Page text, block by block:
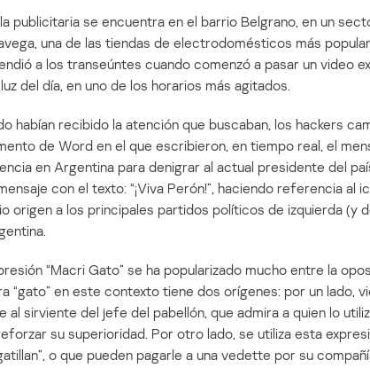
publicitaria se encuentra en el barrio Belgrano, en un
una de las tiendas de electrodomésticos más
a los transeúntes cuando comenzó a pasar un video
del día, en uno de los horarios más agitados.
habían recibido la atención que buscaban, los hackers
de Word en el que escribieron, en tiempo real, el
en Argentina para denigrar al actual presidente del
con el texto: “¡Viva Perón!”, haciendo referencia al
origen a los principales partidos políticos de izquierda (y
“Macri Gato” se ha popularizado mucho entre la
“gato” en este contexto tiene dos orígenes: por un lado,
al sirviente del jefe del pabellón, que admira a quien lo
su superioridad. Por otro lado, se utiliza esta
o que pueden pagarle a una vedette por su